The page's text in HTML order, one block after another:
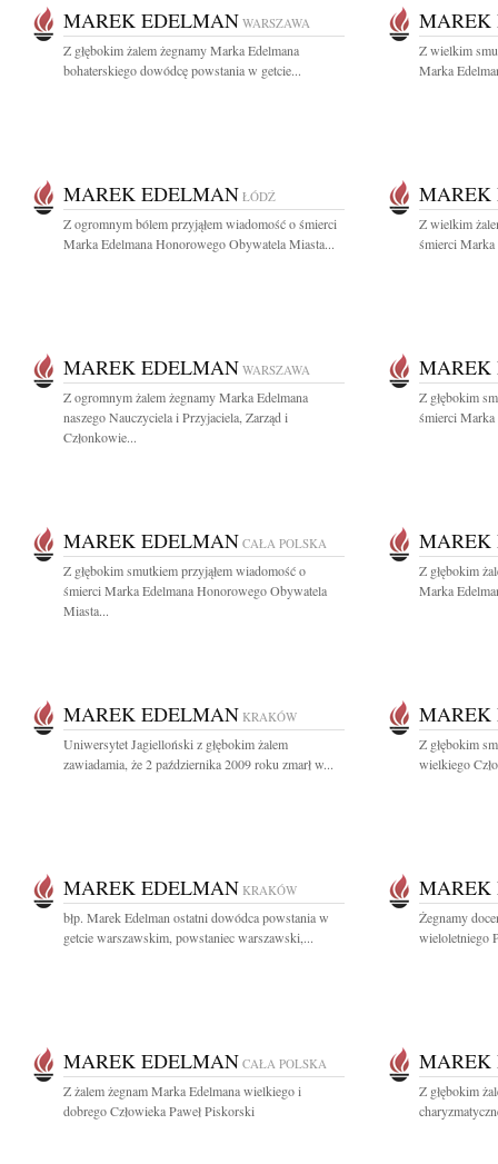
MAREK EDELMAN WARSZAWA
Z głębokim żalem żegnamy Marka Edelmana
bohaterskiego dowódcę powstania w getcie...
MAREK
Z wielkim
Marka
MAREK EDELMAN ŁÓDŹ
Z ogromnym bólem przyjąłem wiadomość o śmierci
Marka Edelmana Honorowego Obywatela Miasta...
MAREK
Z wielkim
śmierci Marka
MAREK EDELMAN WARSZAWA
Z ogromnym żalem żegnamy Marka Edelmana
naszego Nauczyciela i Przyjaciela, Zarząd i
Członkowie...
MAREK
Z głębokim
śmierci Marka
MAREK EDELMAN CAŁA POLSKA
Z głębokim smutkiem przyjąłem wiadomość o
śmierci Marka Edelmana Honorowego Obywatela
Miasta...
MAREK
Z głębokim
Marka
MAREK EDELMAN KRAKÓW
Uniwersytet Jagielloński z głębokim żalem
zawiadamia, że 2 października 2009 roku zmarł w...
MAREK
Z głębokim
wielkiego
MAREK EDELMAN KRAKÓW
błp. Marek Edelman ostatni dowódca powstania w
getcie warszawskim, powstaniec warszawski,...
MAREK
Żegnamy
wieloletniego
MAREK EDELMAN CAŁA POLSKA
Z żalem żegnam Marka Edelmana wielkiego i
dobrego Człowieka Paweł Piskorski
MAREK
Z głębokim